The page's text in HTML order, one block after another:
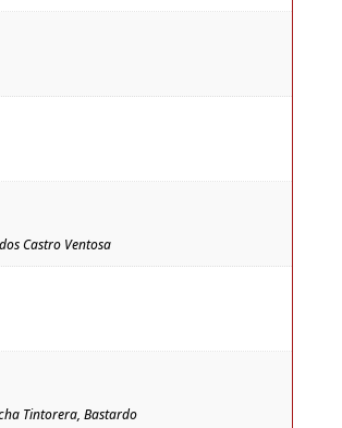
Castro Ventosa
Tintorera, Bastardo